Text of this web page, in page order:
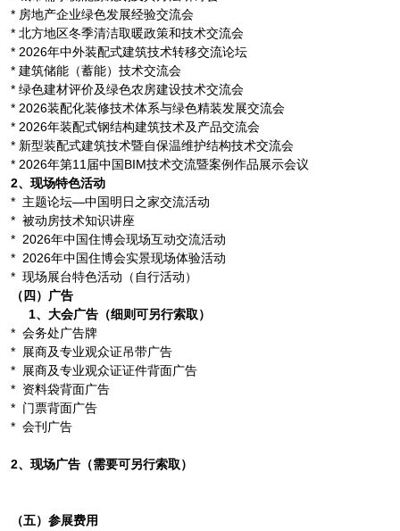
* 房地产企业绿色发展经验交流会
* 北方地区冬季清洁取暖政策和技术交流会
* 2026年中外装配式建筑技术转移交流论坛
* 建筑储能（蓄能）技术交流会
* 绿色建材评价及绿色农房建设技术交流会
* 2026装配化装修技术体系与绿色精装发展交流会
* 2026年装配式钢结构建筑技术及产品交流会
* 新型装配式建筑技术暨自保温维护结构技术交流会
* 2026年第11届中国BIM技术交流暨案例作品展示会议
2、现场特色活动
* 主题论坛—中国明日之家交流活动
* 被动房技术知识讲座
* 2026年中国住博会现场互动交流活动
* 2026年中国住博会实景现场体验活动
* 现场展台特色活动（自行活动）
（四）广告
1、 大会广告（细则可另行索取）
* 会务处广告牌
* 展商及专业观众证吊带广告
* 展商及专业观众证证件背面广告
* 资料袋背面广告
* 门票背面广告
* 会刊广告
2、现场广告（需要可另行索取）
（五）参展费用